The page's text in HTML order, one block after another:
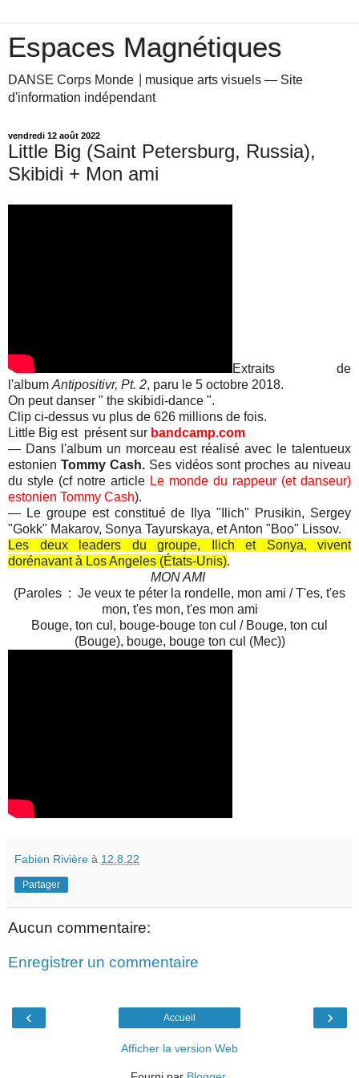
Espaces Magnétiques
DANSE Corps Monde ⎥ musique arts visuels — Site
d'information indépendant
vendredi 12 août 2022
Little Big (Saint Petersburg, Russia),
Skibidi + Mon ami
Extraits de
l'album Antipositivr, Pt. 2, paru le 5 octobre 2018.
On peut danser " the skibidi-dance ".
Clip ci-dessus vu plus de 626 millions de fois.
Little Big est présent sur bandcamp.com
— Dans l'album un morceau est réalisé avec le talentueux
estonien Tommy Cash. Ses vidéos sont proches au niveau
du style (cf notre article Le monde du rappeur (et danseur)
estonien Tommy Cash).
— Le groupe est constitué de
Ilya "Ilich" Prusikin, Sergey
"Gokk" Makarov, Sonya Tayurskaya, et Anton "Boo" Lissov.
Les deux leaders du groupe, Ilich et Sonya, vivent
dorénavant à Los Angeles (États-Unis).
MON AMI
(Paroles : Je veux te péter la rondelle, mon ami / T'es, t'es
mon, t'es mon, t'es mon ami
Bouge, ton cul, bouge-bouge ton cul / Bouge, ton cul
(Bouge), bouge, bouge ton cul (Mec))
Fabien Rivière à 12.8.22
Partager
Aucun commentaire:
Enregistrer un commentaire
‹ ›
Accueil
Afficher la version Web